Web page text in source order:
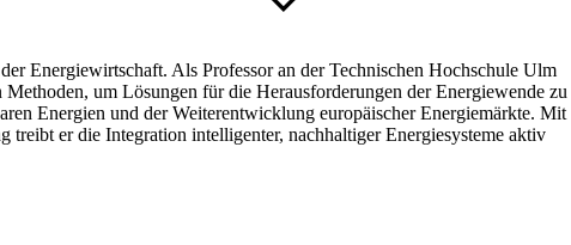
Energiewirtschaft. Als Professor an der Technischen Hochschule Ulm
um Lösungen für die Herausforderungen der Energiewende zu
Energien und der Weiterentwicklung europäischer Energiemärkte. Mit
treibt er die Integration intelligenter, nachhaltiger Energiesysteme aktiv